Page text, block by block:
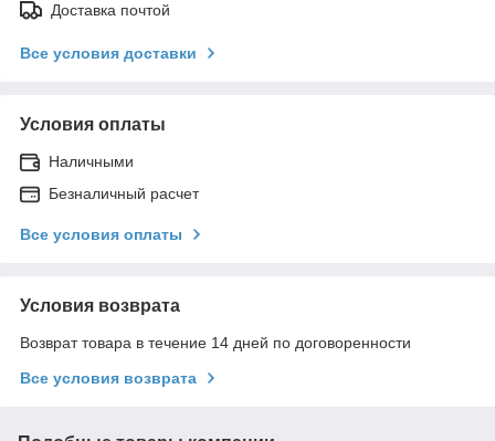
Доставка почтой
Все условия доставки
Условия оплаты
Наличными
Безналичный расчет
Все условия оплаты
Условия возврата
Возврат товара в течение 14 дней по договоренности
Все условия возврата